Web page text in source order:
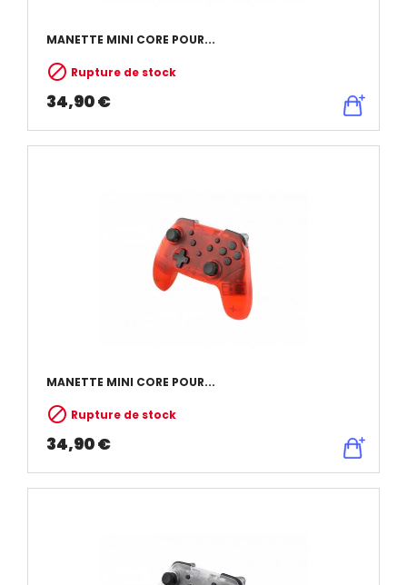
MANETTE MINI CORE POUR...
 Rupture de stock
34,90 €
MANETTE MINI CORE POUR...
 Rupture de stock
34,90 €